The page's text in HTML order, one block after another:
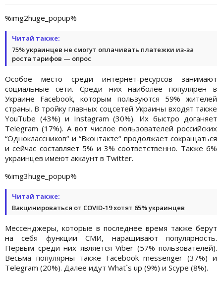
%img2huge_popup%
Читай также:
75% украинцев не смогут оплачивать платежки из-за
роста тарифов — опрос
Особое место среди интернет-ресурсов занимают
социальные сети. Среди них наиболее популярен в
Украине Facebook, которым пользуются 59% жителей
страны. В тройку главных соцсетей Украины входят также
YouTube (43%) и Instagram (30%). Их быстро доганяет
Telegram (17%). А вот числое пользователей российских
“Одноклассников“ и “Вконтакте“ продолжает сокращаться
и сейчас составляет 5% и 3% соответственно. Также 6%
украинцев имеют аккаунт в Twitter.
%img3huge_popup%
Читай также:
Вакцинироваться от COVID-19 хотят 65% украинцев
Мессенджеры, которые в последнее время также берут
на себя функции СМИ, наращивают популярность.
Первым среди них является Viber (57% пользователей).
Весьма популярны также Facebook messenger (37%) и
Telegram (20%). Далее идут What`s up (9%) и Scype (8%).